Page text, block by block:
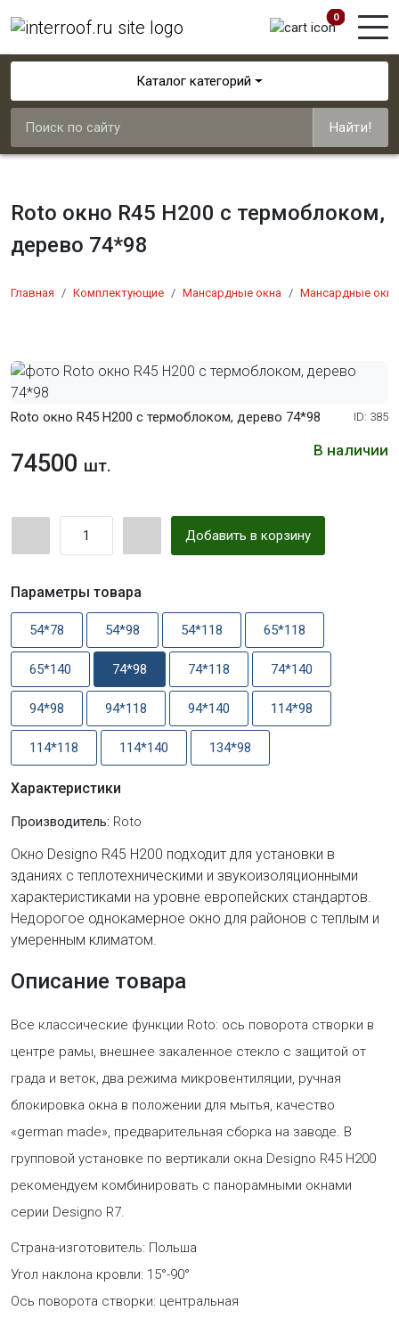
0
Каталог категорий
Найти!
Roto окно R45 Н200 с термоблоком,
дерево 74*98
Главная Комплектующие Мансардные окна Мансардные
Roto окно R45 Н200 с термоблоком, дерево 74*98 ID: 385
В наличии
74500 шт.
Добавить в корзину
Параметры товара
54*78 54*98 54*118 65*118
65*140 74*98 74*118 74*140
94*98 94*118 94*140 114*98
114*118 114*140 134*98
Характеристики
Производитель: Roto
Окно Designo R45 H200 подходит для установки в
зданиях с теплотехническими и звукоизоляционными
характеристиками на уровне европейских стандартов.
Недорогое однокамерное окно для районов с теплым и
умеренным климатом.
Описание товара
Все классические функции Roto: ось поворота створки в
центре рамы, внешнее закаленное стекло с защитой от
града и веток, два режима микровентиляции, ручная
блокировка окна в положении для мытья, качество
«german made», предварительная сборка на заводе. В
групповой установке по вертикали окна Designo R45 H200
рекомендуем комбинировать с панорамными окнами
серии Designo R7.
Страна-изготовитель: Польша
Угол наклона кровли: 15°-90°
Ось поворота створки: центральная